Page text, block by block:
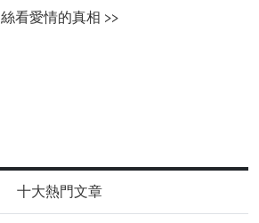
絲看愛情的真相 >>
十大熱門文章